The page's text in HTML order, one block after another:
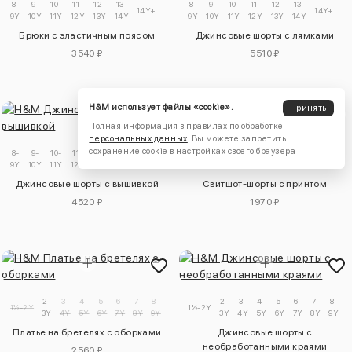
8-
9Y
9-
10Y
10-
11Y
11-
12Y
12-
13Y
13-
14Y
14Y+
Брюки с эластичным поясом
3540 ₽
8-
9Y
9-
10Y
10-
11Y
11-
12Y
12-
13Y
13-
14Y
14Y+
Джинсовые шорты с лямками
5510 ₽
8-
9Y
9-
10Y
10-
11Y
11-
12Y
12-
13-
Джинсовые шорты с вышивкой
4520 ₽
8-
9-
10-
11-
12-
13-
Свитшот-шорты с принтом
1970 ₽
1½-2Y
2-
3Y
3-
4Y
4-
5Y
5-
6Y
6-
7Y
7-
8Y
8-
9Y
Платье на бретелях с оборками
1½-2Y
2-
3Y
3-
4Y
4-
5Y
5-
6Y
6-
7Y
7-
8Y
8-
9Y
Джинсовые шорты с
необработанными краями
H&M использует файлы «cookie».
Принять
Полная информация в правилах по обработке
персональных данных. Вы можете запретить
сохранение cookie в настройках своего браузера